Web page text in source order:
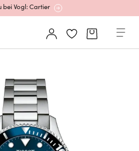
bei Vogl: Cartier
Uhren von Cartier
Pre-Owned entdecken
Uhren von Grand Seiko